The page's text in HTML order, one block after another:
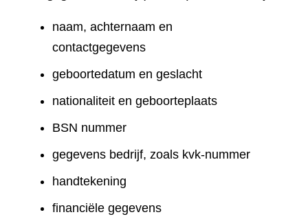
naam, achternaam en
contactgegevens
geboortedatum en geslacht
nationaliteit en geboorteplaats
BSN nummer
gegevens bedrijf, zoals kvk-nummer
handtekening
financiële gegevens